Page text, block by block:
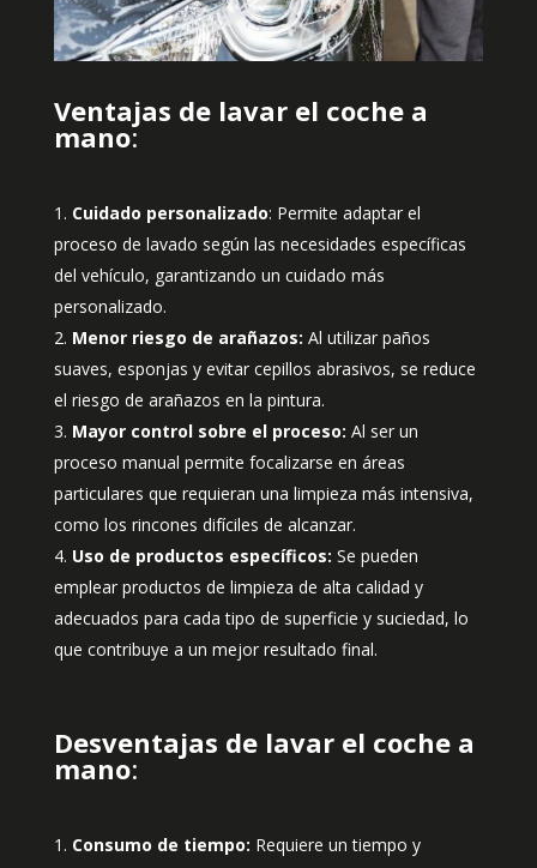
Ventajas de lavar el coche a
mano:
Cuidado personalizado: Permite adaptar el
proceso de lavado según las necesidades específicas
del vehículo, garantizando un cuidado más
personalizado.
Menor riesgo de arañazos: Al utilizar paños
suaves, esponjas y evitar cepillos abrasivos, se reduce
el riesgo de arañazos en la pintura.
Mayor control sobre el proceso: Al ser un
proceso manual permite focalizarse en áreas
particulares que requieran una limpieza más intensiva,
como los rincones difíciles de alcanzar.
Uso de productos específicos: Se pueden
emplear productos de limpieza de alta calidad y
adecuados para cada tipo de superficie y suciedad, lo
que contribuye a un mejor resultado final.
Desventajas de lavar el coche a
mano:
Consumo de tiempo: Requiere un tiempo y